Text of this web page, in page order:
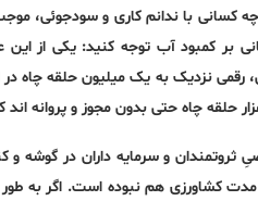
کسانی با ندانم کاری و سودجوئی،
بر کمبود آب توجه کنید: یکی از
و سرمایه داران در گوشه و
هم نبوده است. اگر به طور